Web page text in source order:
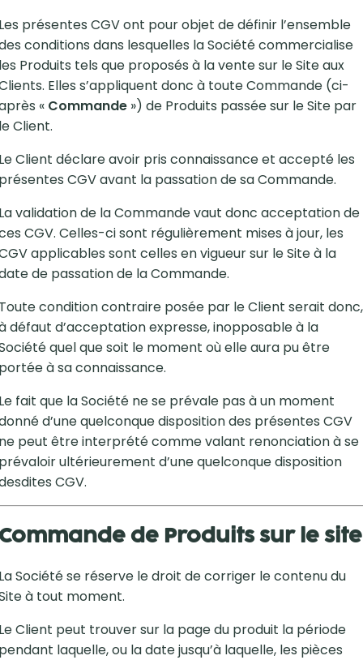
présentes CGV ont pour objet de définir l’ensemble
conditions dans lesquelles la Société commercialise
Produits tels que proposés à la vente sur le Site aux
Elles s’appliquent donc à toute Commande (ci-
« Commande ») de Produits passée sur le Site par
Client.
Client déclare avoir pris connaissance et accepté les
CGV avant la passation de sa Commande.
validation de la Commande vaut donc acceptation de
CGV. Celles-ci sont régulièrement mises à jour, les
applicables sont celles en vigueur sur le Site à la
de passation de la Commande.
condition contraire posée par le Client serait donc,
défaut d’acceptation expresse, inopposable à la
quel que soit le moment où elle aura pu être
à sa connaissance.
fait que la Société ne se prévale pas à un moment
d’une quelconque disposition des présentes CGV
peut être interprété comme valant renonciation à se
ultérieurement d’une quelconque disposition
CGV.
de Produits sur le site
Société se réserve le droit de corriger le contenu du
à tout moment.
Client peut trouver sur la page du produit la période
laquelle, ou la date jusqu’à laquelle, les pièces